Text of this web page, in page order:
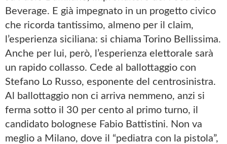
Beverage. E già impegnato in un progetto civico
che ricorda tantissimo, almeno per il claim,
l’esperienza siciliana: si chiama Torino Bellissima.
Anche per lui, però, l’esperienza elettorale sarà
un rapido collasso. Cede al ballottaggio con
Stefano Lo Russo, esponente del centrosinistra.
Al ballottaggio non ci arriva nemmeno, anzi si
ferma sotto il 30 per cento al primo turno, il
candidato bolognese Fabio Battistini. Non va
meglio a Milano, dove il “pediatra con la pistola”,